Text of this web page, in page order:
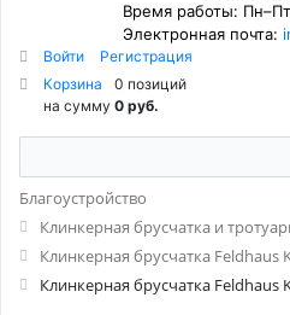
Время работы:
Электронная почта:
Войти
Регистрация
Корзина
0 позиций
на сумму 0 руб.
Благоустройство
Клинкерная брусчатка и
Клинкерная брусчатка Feldhaus
Клинкерная брусчатка Feldhaus